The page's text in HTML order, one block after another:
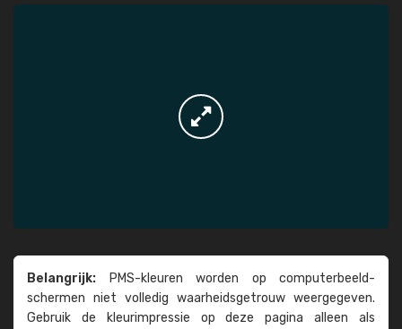
Belangrijk: PMS-kleuren worden op computer­beeld­
schermen niet volledig waarheids­­getrouw weer­gegeven.
Gebruik de kleur­impressie op deze pagina alleen als